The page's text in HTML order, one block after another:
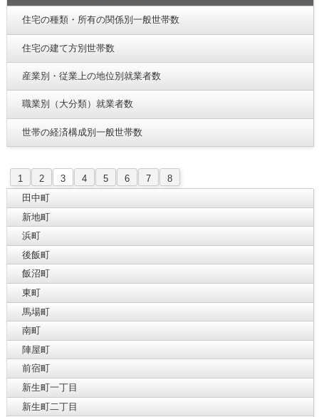
住宅の種類・所有の関係別一般世帯数
住宅の建て方別世帯数
産業別・従業上の地位別就業者数
職業別（大分類）就業者数
世帯の経済構成別一般世帯数
1 2 3 4 5 6 7
8
田中町
新地町
浜町
後飯町
飯沼町
東町
馬場町
南町
陣屋町
前宿町
新生町一丁目
新生町二丁目